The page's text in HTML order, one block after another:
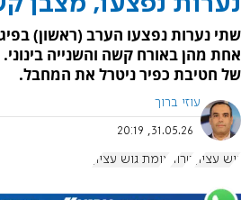
שתי נערות נפצעו הערב (ראשון)
של חטיבת כפיר ניטרל את המחבל.
עוזי ברוך
31.05.26, 20:19
גוש עציון טרור צומת גוש עציון